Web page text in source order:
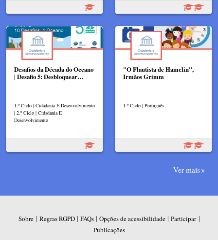
Desafios da Década do Oceano
| Desafio 5: Desbloquear…
1.º Ciclo | Cidadania E Desenvolvimento
| 2.º Ciclo | Cidadania E
Desenvolvimento
"O Flautista de Hamelin",
Irmãos Grimm
1.º Ciclo | Português
Ver mais
Sobre | Regras RGPD| FAQs| Opções de acessibilidade| Participar|
Publicações